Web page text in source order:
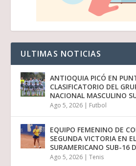
ULTIMAS NOTICIAS
ANTIOQUIA PICÓ EN
CLASIFICATORIO DEL
NACIONAL MASCULINO
Ago 5, 2026 | Futbol
EQUIPO FEMENINO DE
SEGUNDA VICTORIA EN
SURAMERICANO SUB-16
Ago 5, 2026 |Tenis